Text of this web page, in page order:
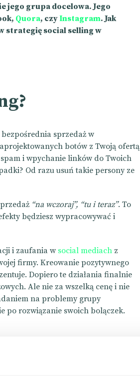
jego grupa docelowa. Jego
Quora, czyInstagram. Jak
strategię social selling w
sprzedaż w
botów z Twoją ofertą
i wpychanie linków do Twoich
Od razu usuń takie persony ze
“na wczoraj”, “tu i teraz”. To
będziesz wypracowywać i
i zaufania w social mediach z
firmy. Kreowanie pozytywnego
Dopiero te działania finalnie
Ale nie za wszelką cenę i nie
na problemy grupy
po rozwiązanie swoich bolączek.